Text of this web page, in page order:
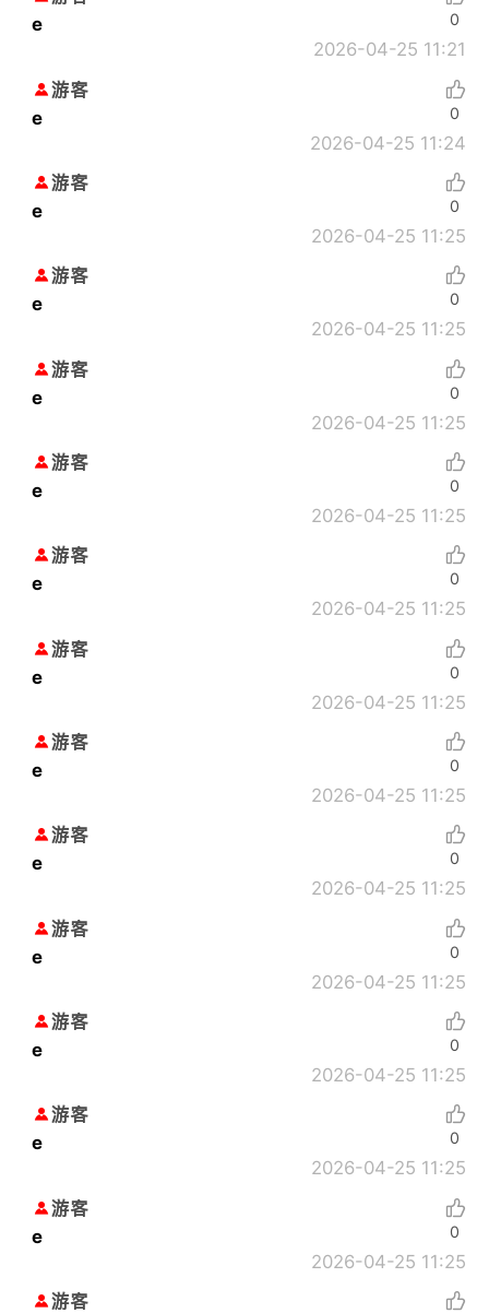
e
2026-04-25 11:21
0
游客
e
2026-04-25 11:24
0
游客
e
2026-04-25 11:25
0
游客
e
2026-04-25 11:25
0
游客
e
2026-04-25 11:25
0
游客
e
2026-04-25 11:25
0
游客
e
2026-04-25 11:25
0
游客
e
2026-04-25 11:25
0
游客
e
2026-04-25 11:25
0
游客
e
2026-04-25 11:25
0
游客
e
2026-04-25 11:25
0
游客
e
2026-04-25 11:25
0
游客
e
2026-04-25 11:25
0
游客
e
2026-04-25 11:25
0
游客